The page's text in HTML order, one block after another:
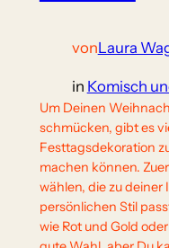
vonLaura
in Komisch
Um Deinen
schmücken, gibt es
Festtagsdekoration
machen können.
wählen, die zu
persönlichen Stil
wie Rot und Gold